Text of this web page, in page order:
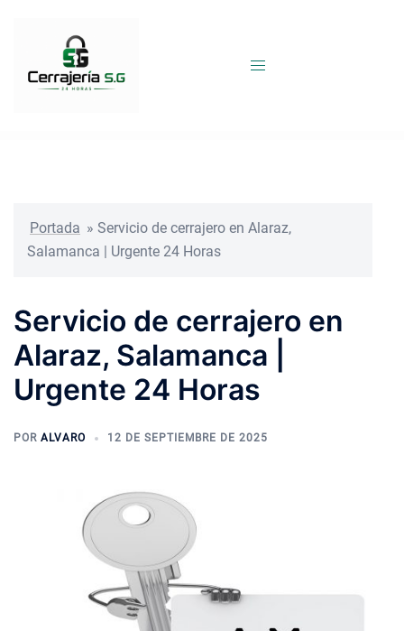
Portada » Servicio de cerrajero en Alaraz,
Salamanca | Urgente 24 Horas
Servicio de cerrajero en
Alaraz, Salamanca |
Urgente 24 Horas
POR ALVARO 12 DE SEPTIEMBRE DE 2025